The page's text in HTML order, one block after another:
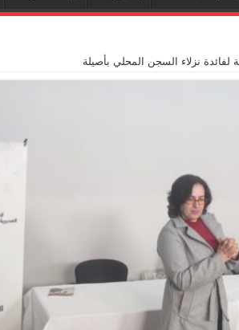
لفائدة نزلاء السجن المحلي بأصيلة